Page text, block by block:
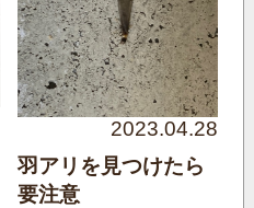
2023.04.28
羽アリを見つけたら
要注意